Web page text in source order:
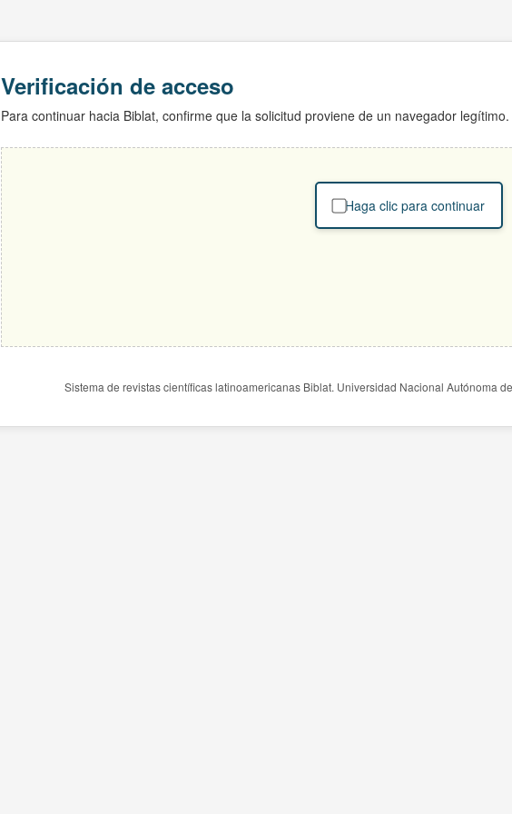
Verificación de acceso
Para continuar hacia Biblat, confirme que la solicitud proviene de un navegador legítimo.
Haga clic para continuar
Sistema de revistas científicas latinoamericanas Biblat. Universidad Nacional Autónoma